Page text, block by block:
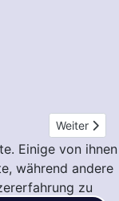
Nächster
Weiter
Einige von ihnen
während andere
zu